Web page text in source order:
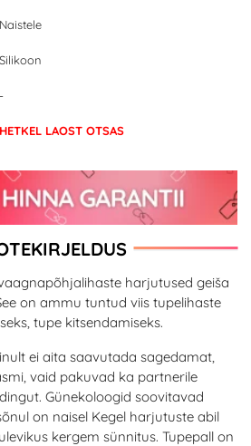
Naistele
Silikoon
-
HETKEL LAOST OTSAS
harjutused geiša
on ammu tuntud viis tupelihaste
tupe kitsendamiseks.
ei aita saavutada sagedamat,
vaid pakuvad ka partnerile
Günekoloogid soovitavad
on naisel Kegel harjutuste abil
kergem sünnitus. Tupepall on